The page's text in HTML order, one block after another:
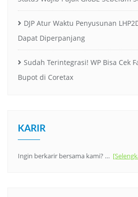
DJP Atur Waktu Penyusunan
Dapat Diperpanjang
Sudah Terintegrasi! WP Bisa Cek
Bupot di Coretax
KARIR
Ingin berkarir bersama kami? …